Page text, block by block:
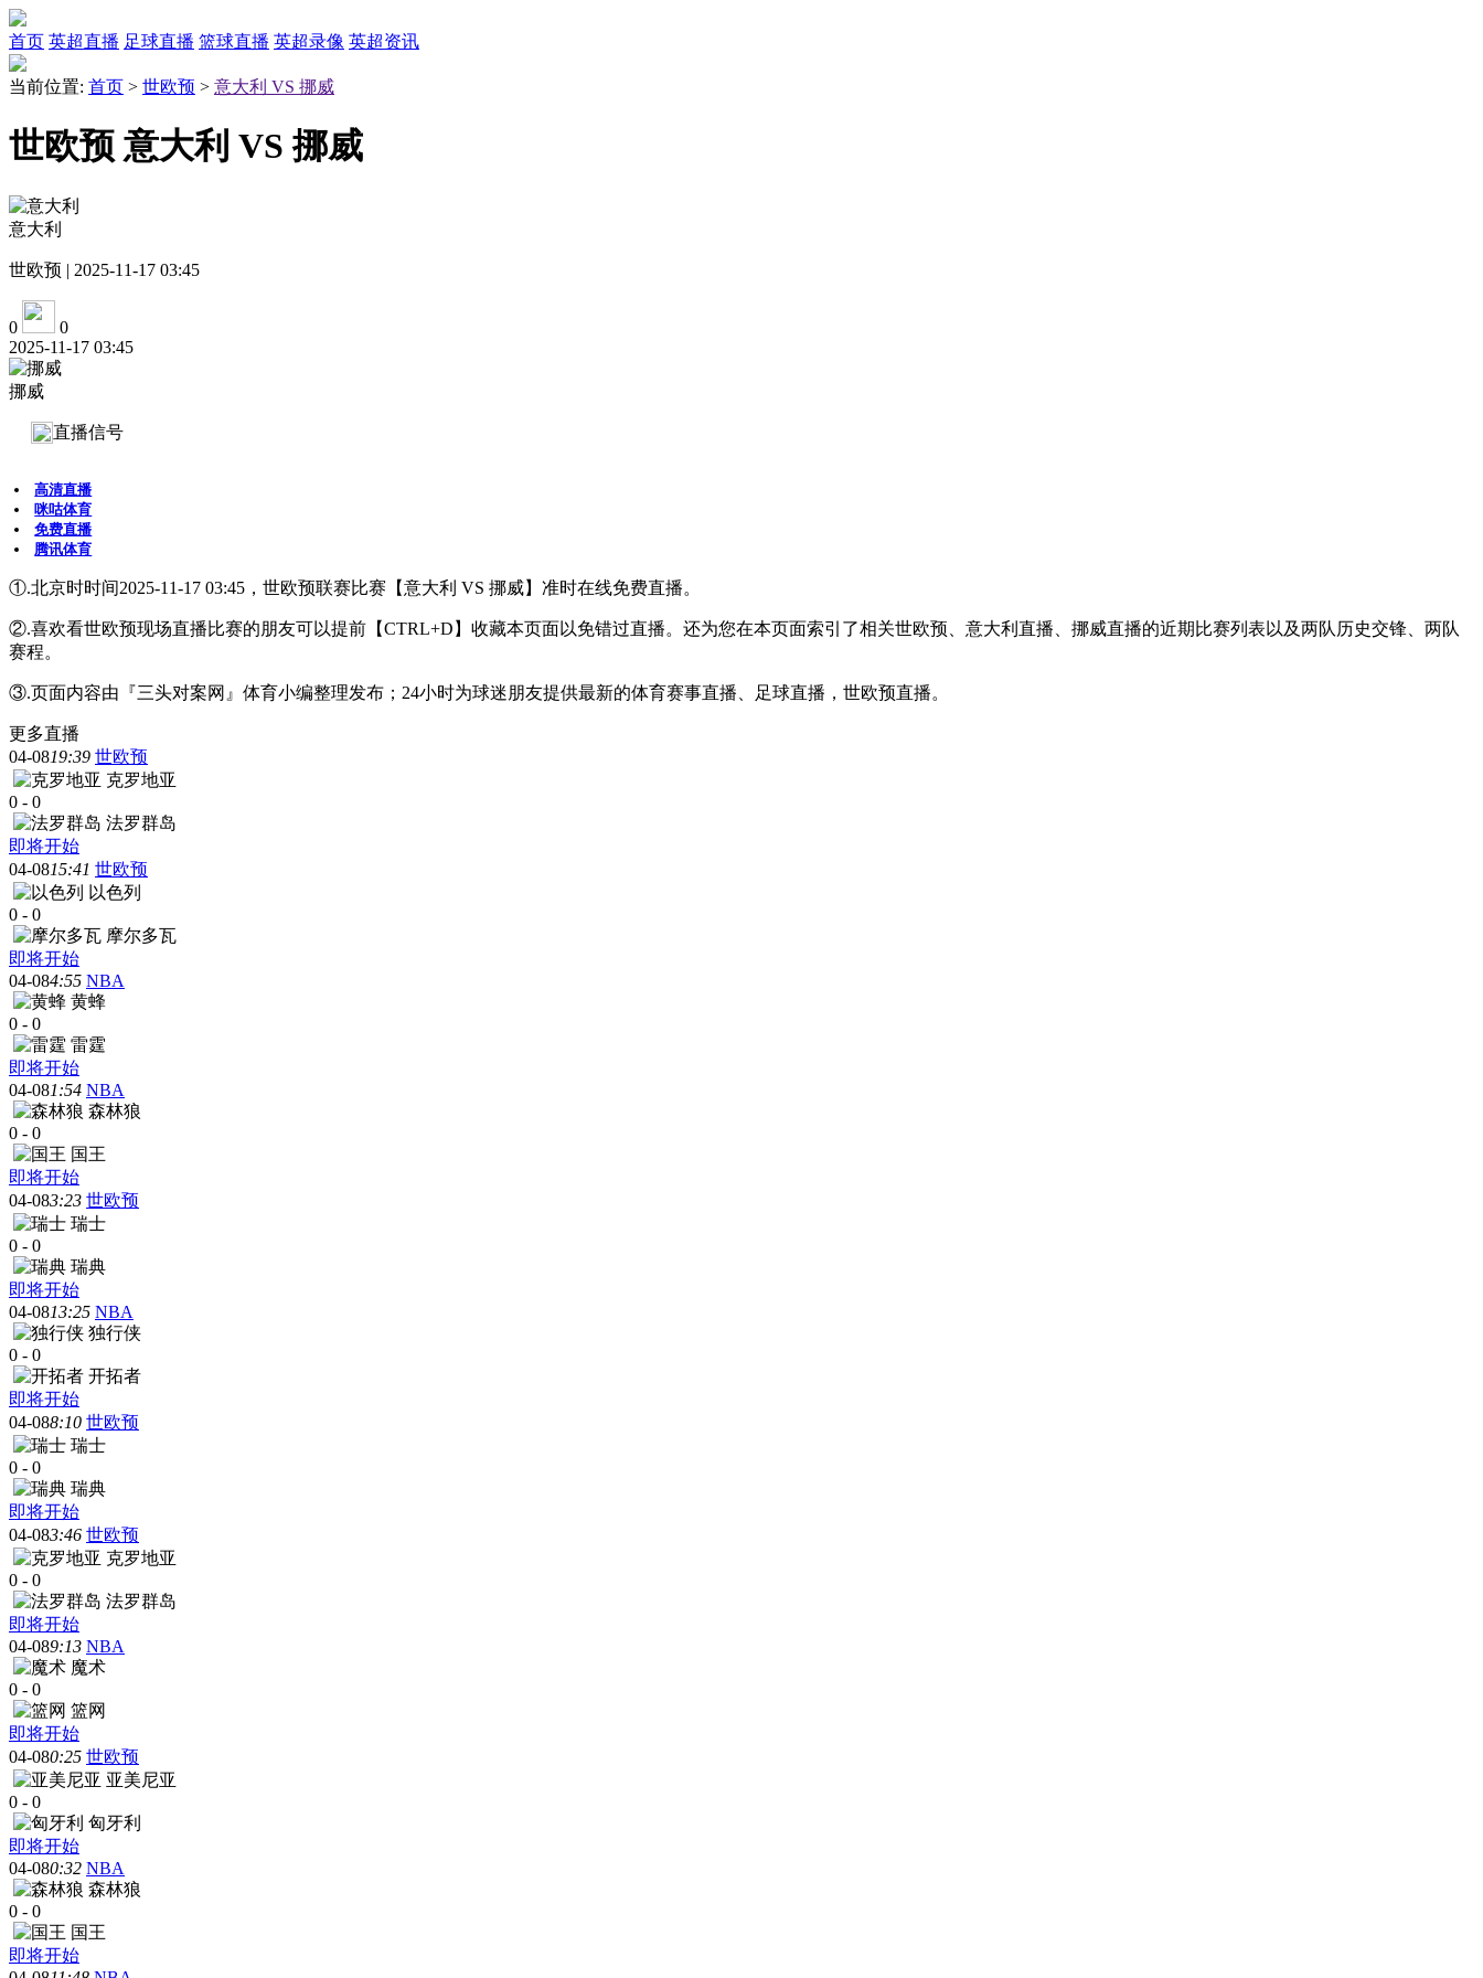
首页 英超直播 足球直播 篮球直播 英超录像 英超资讯
当前位置: 首页 > 世欧预 > 意大利 VS 挪威
世欧预 意大利 VS 挪威
意大利
世欧预 | 2025-11-17 03:45
0
0
2025-11-17 03:45
挪威
直播信号
高清直播
咪咕体育
免费直播
腾讯体育
①.北京时时间2025-11-17 03:45，世欧预联赛比赛【意大利 VS 挪威】准时在线免费直播。
②.喜欢看世欧预现场直播比赛的朋友可以提前【CTRL+D】收藏本页面以免错过直播。还为您在本页面索引了相关世欧预、意大利直播、挪威直播的近期比赛列表以及两队历史交锋、两队
赛程。
③.页面内容由『三头对案网』体育小编整理发布；24小时为球迷朋友提供最新的体育赛事直播、足球直播，世欧预直播。
更多直播
04-0819:39 世欧预
克罗地亚
0 - 0
法罗群岛
即将开始
04-0815:41 世欧预
以色列
0 - 0
摩尔多瓦
即将开始
04-084:55 NBA
黄蜂
0 - 0
雷霆
即将开始
04-081:54 NBA
森林狼
0 - 0
国王
即将开始
04-083:23 世欧预
瑞士
0 - 0
瑞典
即将开始
04-0813:25 NBA
独行侠
0 - 0
开拓者
即将开始
04-088:10 世欧预
瑞士
0 - 0
瑞典
即将开始
04-083:46 世欧预
克罗地亚
0 - 0
法罗群岛
即将开始
04-089:13 NBA
魔术
0 - 0
篮网
即将开始
04-080:25 世欧预
亚美尼亚
0 - 0
匈牙利
即将开始
04-080:32 NBA
森林狼
0 - 0
国王
即将开始